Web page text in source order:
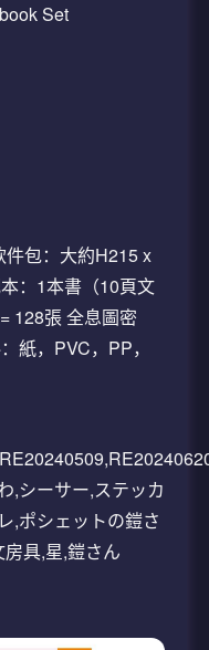
Set
件包：大約H215 x
：1本書（10頁文
128張 全息圖密
紙，PVC，PP，
,シーサー,ステッカ
,ポシェットの鎧さ
具,星,鎧さん